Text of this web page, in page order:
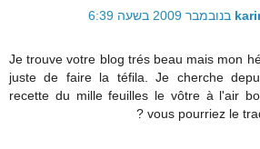
Je trouve votre blog trés beau mais mon
juste de faire la téfila. Je cherche
recette du mille feuilles le vôtre à l'air
vous pourriez le